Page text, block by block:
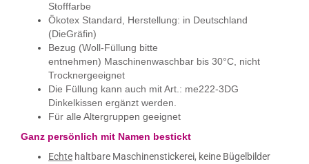
Stofffarbe
Ökotex Standard, Herstellung: in Deutschland
(DieGräfin)
Bezug (Woll-Füllung bitte
entnehmen) Maschinenwaschbar bis 30°C, nicht
Trocknergeeignet
Die Füllung kann auch mit Art.: me222-3DG
Dinkelkissen ergänzt werden.
Für alle Altergruppen geeignet
Ganz persönlich mit Namen bestickt
Echte haltbare Maschinenstickerei,​ keine Bügelbilder